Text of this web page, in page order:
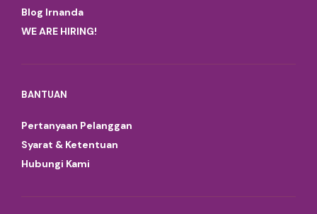
Blog Irnanda
WE ARE HIRING!
BANTUAN
Pertanyaan Pelanggan
Syarat & Ketentuan
Hubungi Kami